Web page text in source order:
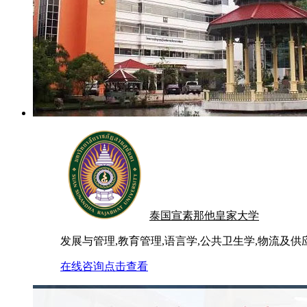
泰国宣素那他皇家大学
发展与管理,教育管理,语言学,公共卫生学,物流及供
在线咨询点击查看